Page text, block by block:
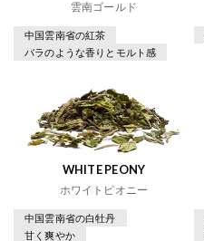
雲南ゴールド
中国雲南省の紅茶
バラのような香りとモルト感
WHITE PEONY
ホワイトピオニー
中国雲南省の白牡丹
甘く爽やか